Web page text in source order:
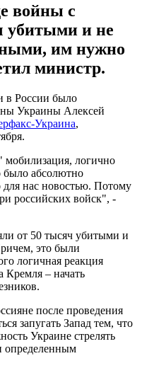
войны с
убитыми и не
им нужно
министр.
в России было
Украины Алексей
Украина,
мобилизация, логично
было абсолютно
нас новостью. Потому
российских войск", -
от 50 тысяч убитыми и
это были
логичная реакция
Кремля – начать
после проведения
запугать Запад тем, что
Украине стрелять
определенным